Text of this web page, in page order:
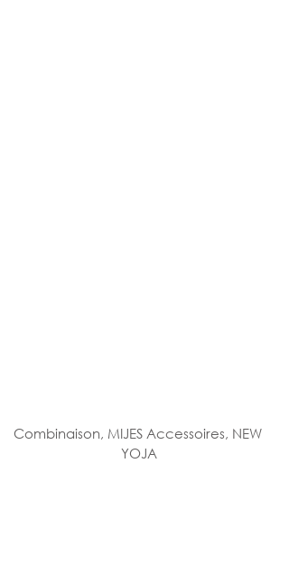
Combinaison, MIJES Accessoires, NEW
YOJA